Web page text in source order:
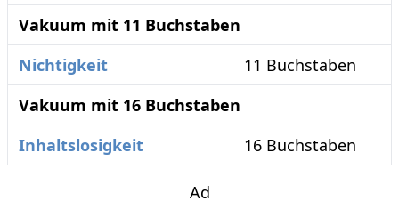
Vakuum mit 11 Buchstaben
Nichtigkeit
11 Buchstaben
Vakuum mit 16 Buchstaben
Inhaltslosigkeit
16 Buchstaben
Ad